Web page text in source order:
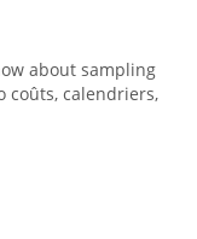
about sampling
coûts, calendriers,